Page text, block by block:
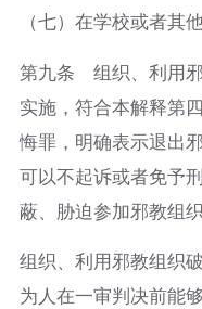
（七）在学校或者其
第九条 组织、利用
实施，符合本解释第
悔罪，明确表示退出
可以不起诉或者免予
蔽、胁迫参加邪教组
组织、利用邪教组织
为人在一审判决前能